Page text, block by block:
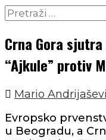
Pretraga:
Crna Gora
“Ajkule” protiv
Mario
Evropsko
u Beogradu, a